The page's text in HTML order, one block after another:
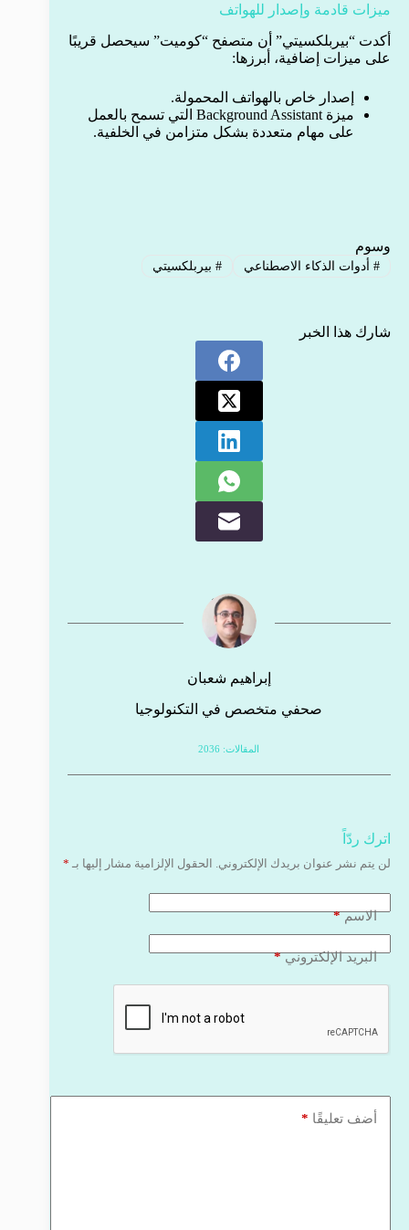
ميزات قادمة وإصدار للهواتف
أكدت “بيربلكسيتي” أن متصفح “كوميت” سيحصل قريبًا
على ميزات إضافية، أبرزها:
إصدار خاص بالهواتف المحمولة.
ميزة Background Assistant التي تسمح بالعمل
على مهام متعددة بشكل متزامن في الخلفية.
وسوم
#أدوات الذكاء الاصطناعي #بيربلكسيتي
شارك هذا الخبر
إبراهيم شعبان
صحفي متخصص في التكنولوجيا
المقالات: 2036
اترك ردّاً
لن يتم نشر عنوان بريدك الإلكتروني. الحقول الإلزامية مشار إليها بـ *
الاسم*
البريد الإلكتروني*
أضف تعليقًا *